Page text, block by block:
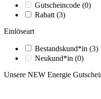
Gutscheincode (0)
Rabatt (3)
Einlöseart
Bestandskund*in (3)
Neukund*in (0)
Unsere NEW Energie